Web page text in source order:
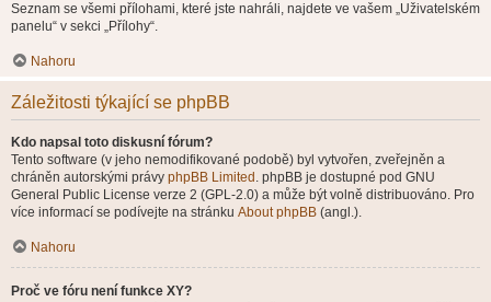
Seznam se všemi přílohami, které jste nahráli, najdete ve vašem „Uživatelském
panelu“ v sekci „Přílohy“.
Nahoru
Záležitosti týkající se phpBB
Kdo napsal toto diskusní fórum?
Tento software (v jeho nemodifikované podobě) byl vytvořen, zveřejněn a
chráněn autorskými právy phpBB Limited . phpBB je dostupné pod GNU
General Public License verze 2 (GPL-2.0) a může být volně distribuováno. Pro
více informací se podívejte na stránku About phpBB (angl.).
Nahoru
Proč ve fóru není funkce XY?